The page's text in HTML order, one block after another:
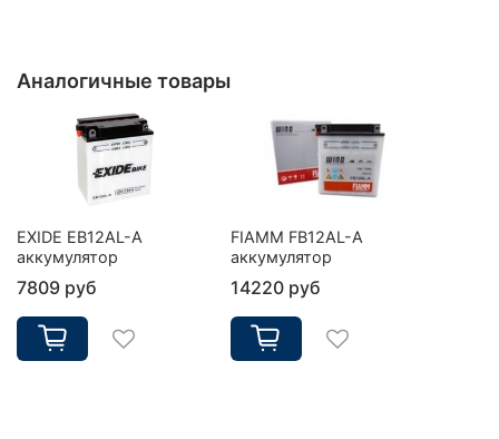
Аналогичные товары
EXIDE EB12AL-A
аккумулятор
7809 руб
FIAMM FB12AL-A
аккумулятор
14220 руб